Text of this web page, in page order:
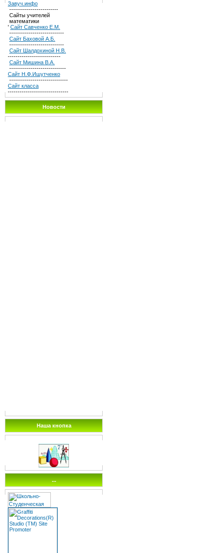
Завуч.инфо
-------------------------
Сайты учителей
математики
' Сайт Савченко Е.М.
----------------------------
Сайт Баховой А.Б.
----------------------------
Сайт Шалдохиной Н.В.
---------------------------
Сайт Мишина В.А.
-----------------------------
Сайт Н.Ф.Ишутченко
------------------------------
Сайт класса
-------------------------------
Новости
Наша кнопка
...